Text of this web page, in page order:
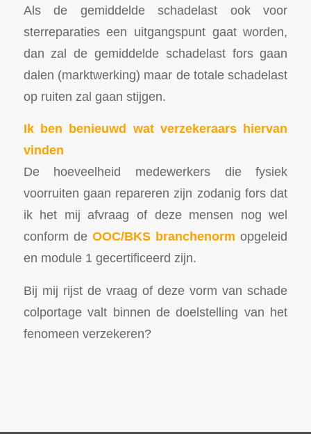
Als de gemiddelde schadelast ook voor
sterreparaties een uitgangspunt gaat worden,
dan zal de gemiddelde schadelast fors gaan
dalen (marktwerking) maar de totale schadelast
op ruiten zal gaan stijgen.
Ik ben benieuwd wat verzekeraars hiervan
vinden
De hoeveelheid medewerkers die fysiek
voorruiten gaan repareren zijn zodanig fors dat
ik het mij afvraag of deze mensen nog wel
conform de OOC/BKS branchenorm opgeleid
en module 1 gecertificeerd zijn.
Bij mij rijst de vraag of deze vorm van schade
colportage valt binnen de doelstelling van het
fenomeen verzekeren?